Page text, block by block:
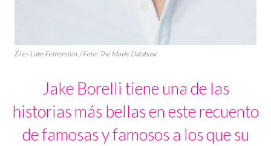
Él es Luke Fetherston. / Foto: The Movie Database
Jake Borelli tiene una de las
historias más bellas en este recuento
de famosas y famosos a los que su